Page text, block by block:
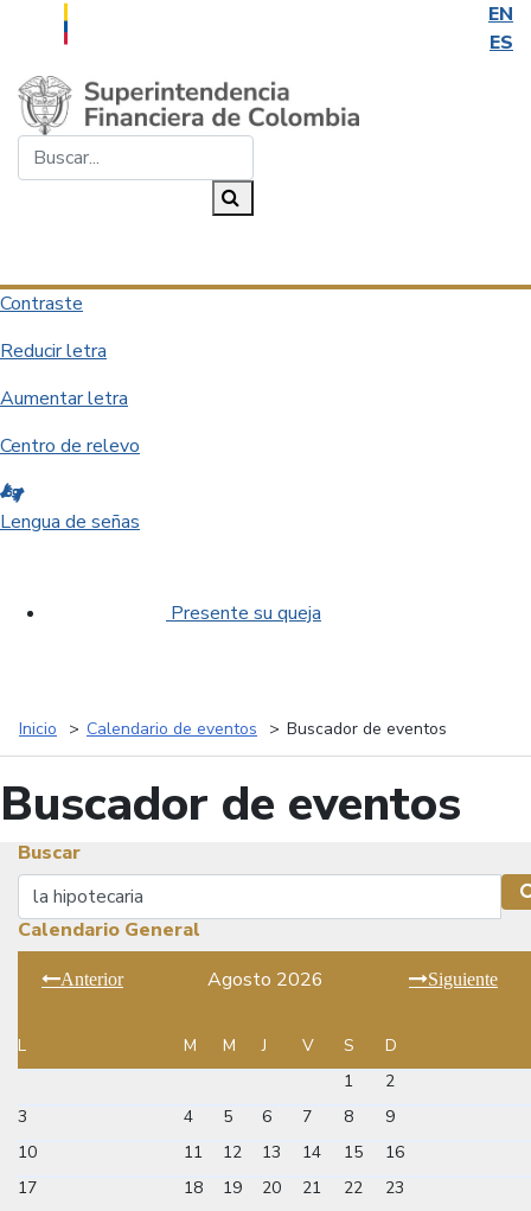
EN
ES
Saltar al contenido principal
Contraste
Reducir letra
Aumentar letra
Centro de relevo
Lengua de señas
Presente su queja
Inicio Calendario de eventos Buscador de eventos
Buscador de eventos
Buscar
Buscar
Calendario General
Anterior Agosto 2026 Siguiente
L M M J V S
D
1
2
3
4 5 6 7 8
9
10
11 12 13 14 15
16
17
18 19 20 21 22
23